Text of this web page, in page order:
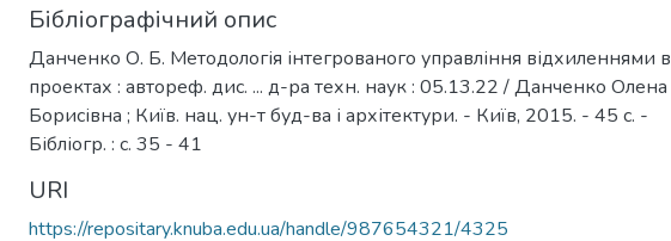
Бібліографічний опис
Данченко О. Б. Методологія інтегрованого управління відхиленнями в
проектах : автореф. дис. ... д-ра техн. наук : 05.13.22 / Данченко Олена
Борисівна ; Київ. нац. ун-т буд-ва і архітектури. - Київ, 2015. - 45 с. -
Бібліогр. : с. 35 - 41
URI
https://repositary.knuba.edu.ua/handle/987654321/4325